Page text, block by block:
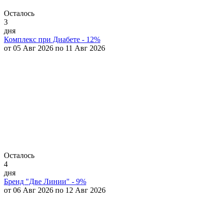
Осталось
3
дня
Комплекс при Диабете - 12%
от 05 Авг 2026 по 11 Авг 2026
Осталось
4
дня
Бренд "Две Линии" - 9%
от 06 Авг 2026 по 12 Авг 2026